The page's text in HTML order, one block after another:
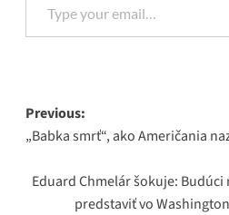
Post
navigation
Previous:
„Babka smrť“, ako Američania
Eduard Chmelár šokuje:
predstaviť vo